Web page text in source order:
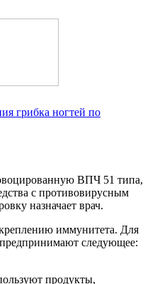
грибка ногтей по
ВПЧ 51 типа,
с противовирусным
назначает врач.
иммунитета. Для
следующее:
продукты,